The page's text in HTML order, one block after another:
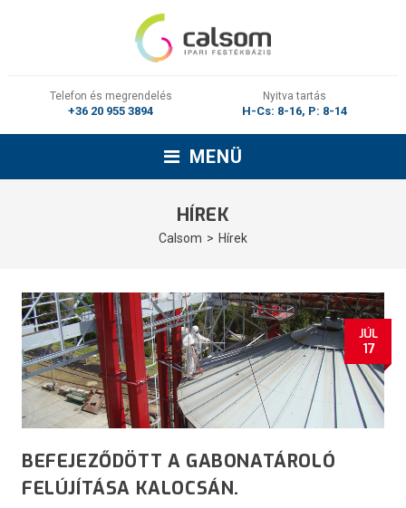
Telefon és megrendelés
+36 20 955 3894
Nyitva tartás
H-Cs: 8-16, P: 8-14
MENÜ
HÍREK
Calsom Hírek
JÚL
17
BEFEJEZŐDÖTT A GABONATÁROLÓ
FELÚJÍTÁSA KALOCSÁN.